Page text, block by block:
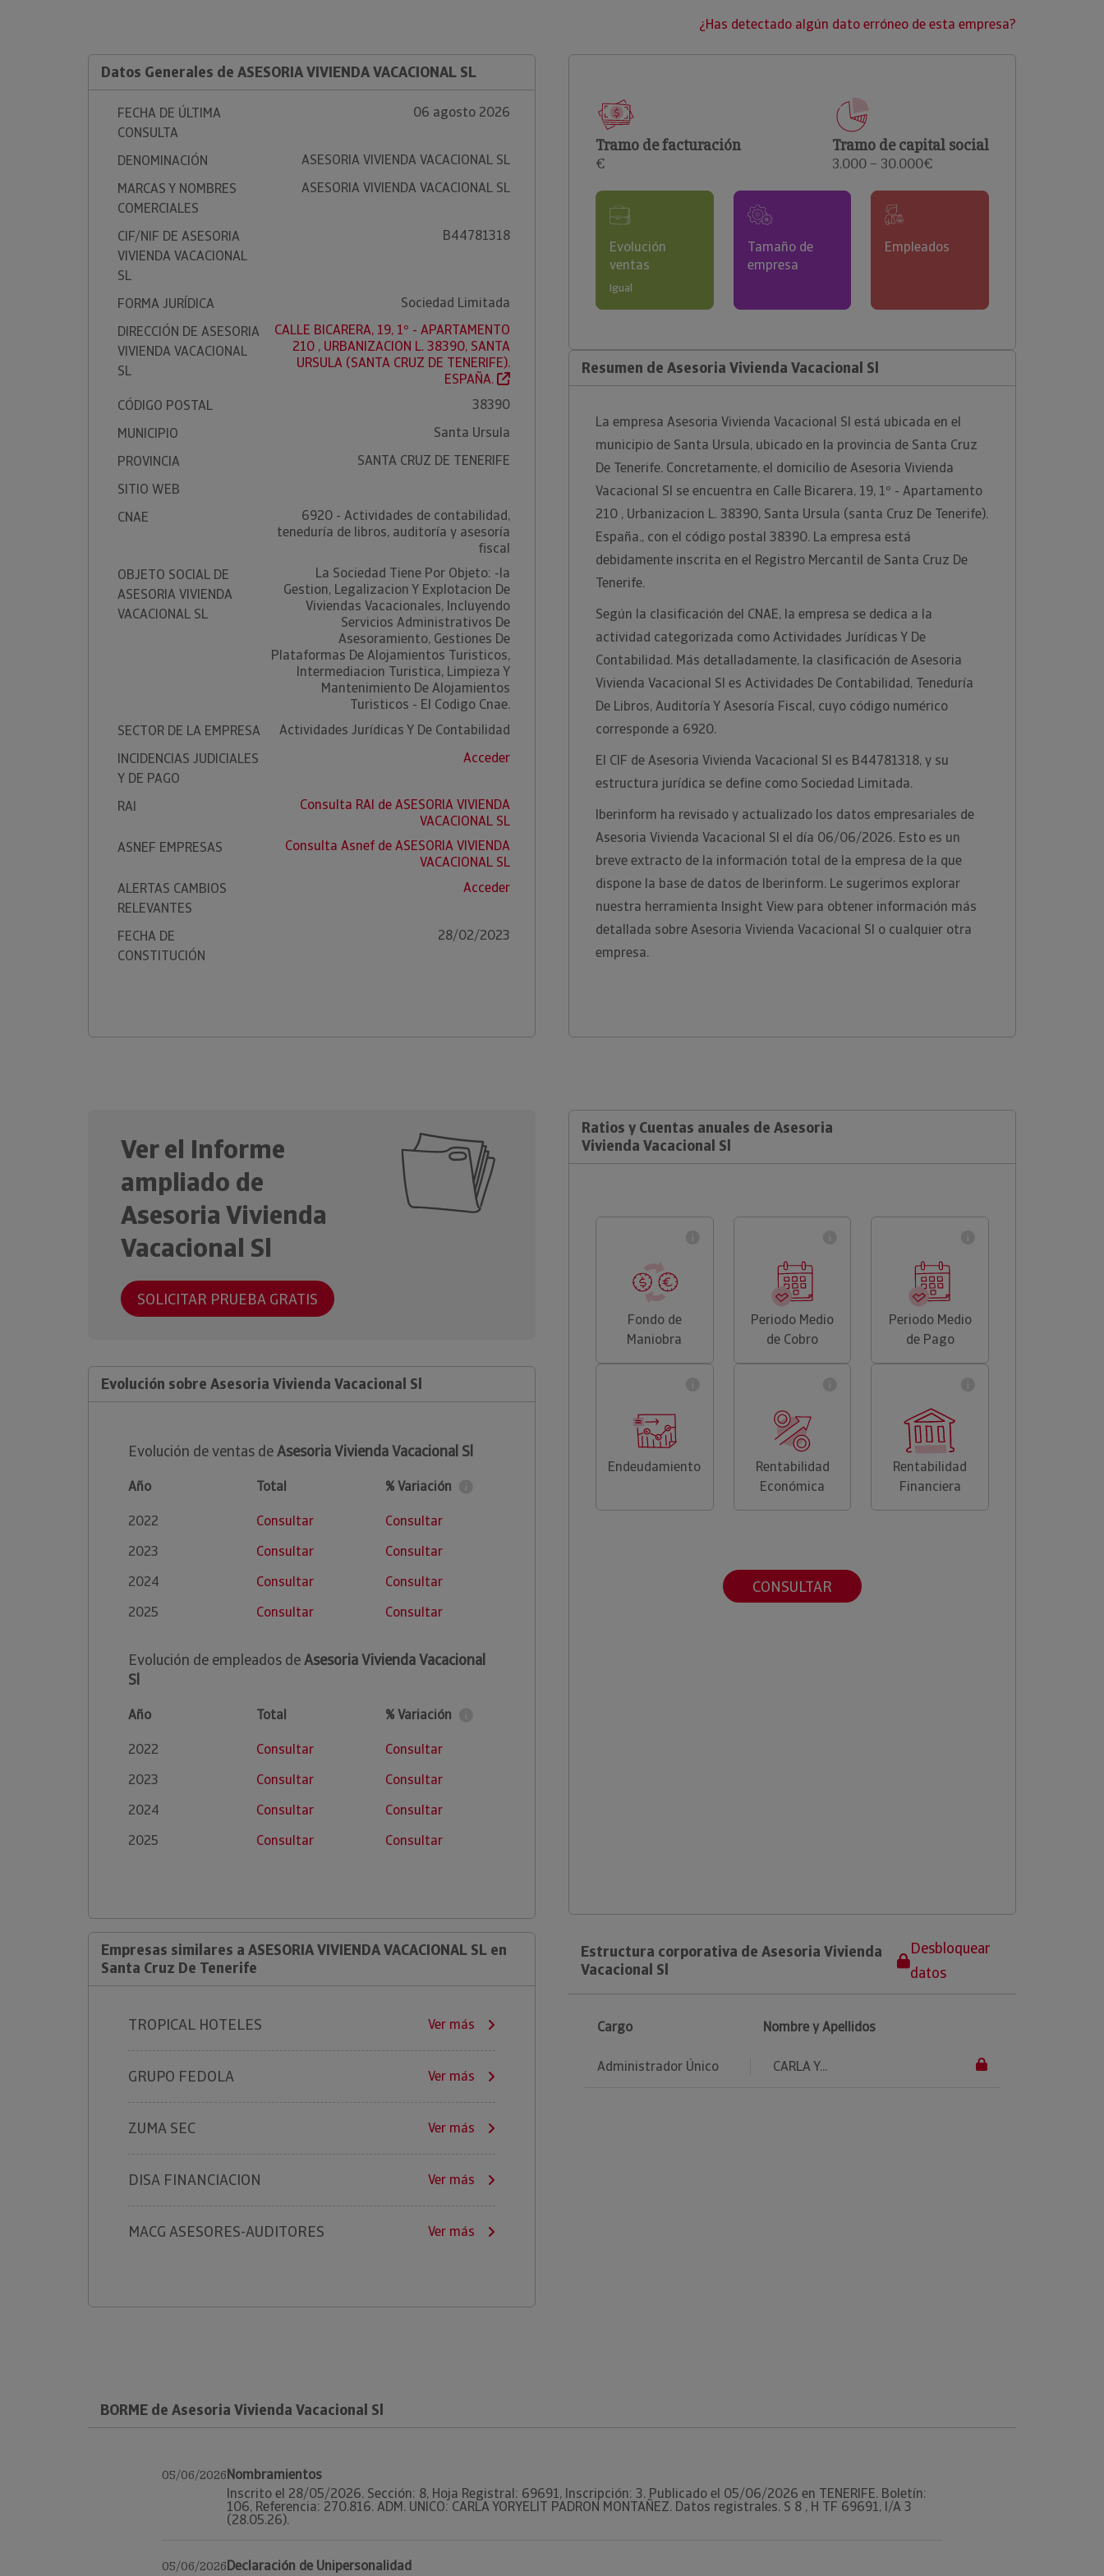
clientes.
¿Has detectado algún dato erróneo de esta empresa?
Datos Generales de ASESORIA VIVIENDA VACACIONAL SL
FECHA DE ÚLTIMA
CONSULTA
06 agosto 2026
DENOMINACIÓN
ASESORIA VIVIENDA VACACIONAL SL
MARCAS Y NOMBRES
COMERCIALES
ASESORIA VIVIENDA VACACIONAL SL
CIF/NIF DE ASESORIA
VIVIENDA VACACIONAL
SL
B44781318
FORMA JURÍDICA
Sociedad Limitada
DIRECCIÓN DE ASESORIA
VIVIENDA VACACIONAL
SL
CALLE BICARERA, 19, 1º - APARTAMENTO
210 , URBANIZACION L. 38390, SANTA
URSULA (SANTA CRUZ DE TENERIFE).
ESPAÑA.
CÓDIGO POSTAL
38390
MUNICIPIO
Santa Ursula
PROVINCIA
SANTA CRUZ DE TENERIFE
SITIO WEB
CNAE
6920 - Actividades de contabilidad,
teneduría de libros, auditoría y asesoría
fiscal
OBJETO SOCIAL DE
ASESORIA VIVIENDA
VACACIONAL SL
La Sociedad Tiene Por Objeto: -la
Gestion, Legalizacion Y Explotacion De
Viviendas Vacacionales, Incluyendo
Servicios Administrativos De
Asesoramiento, Gestiones De
Plataformas De Alojamientos Turisticos,
Intermediacion Turistica, Limpieza Y
Mantenimiento De Alojamientos
Turisticos - El Codigo Cnae.
SECTOR DE LA EMPRESA
Actividades Jurídicas Y De Contabilidad
INCIDENCIAS JUDICIALES
Y DE PAGO
Acceder
RAI
Consulta RAI de ASESORIA VIVIENDA
VACACIONAL SL
ASNEF EMPRESAS
Consulta Asnef de ASESORIA VIVIENDA
VACACIONAL SL
ALERTAS CAMBIOS
RELEVANTES
Acceder
FECHA DE
CONSTITUCIÓN
28/02/2023
Tramo de facturación
€
Tramo de capital social
3.000 – 30.000€
Evolución
ventas
Igual
Tamaño de
empresa
Empleados
Resumen de Asesoria Vivienda Vacacional Sl
La empresa Asesoria Vivienda Vacacional Sl está ubicada en el
municipio de Santa Ursula, ubicado en la provincia de Santa Cruz
De Tenerife. Concretamente, el domicilio de Asesoria Vivienda
Vacacional Sl se encuentra en Calle Bicarera, 19, 1º - Apartamento
210 , Urbanizacion L. 38390, Santa Ursula (santa Cruz De Tenerife).
España., con el código postal 38390. La empresa está
debidamente inscrita en el Registro Mercantil de Santa Cruz De
Tenerife.
Según la clasificación del CNAE, la empresa se dedica a la
actividad categorizada como Actividades Jurídicas Y De
Contabilidad. Más detalladamente, la clasificación de Asesoria
Vivienda Vacacional Sl es Actividades De Contabilidad, Teneduría
De Libros, Auditoría Y Asesoría Fiscal, cuyo código numérico
corresponde a 6920.
El CIF de Asesoria Vivienda Vacacional Sl es B44781318, y su
estructura jurídica se define como Sociedad Limitada.
Iberinform ha revisado y actualizado los datos empresariales de
Asesoria Vivienda Vacacional Sl el día 06/06/2026. Esto es un
breve extracto de la información total de la empresa de la que
dispone la base de datos de Iberinform. Le sugerimos explorar
nuestra herramienta Insight View para obtener información más
detallada sobre Asesoria Vivienda Vacacional Sl o cualquier otra
empresa.
Ver el Informe
ampliado de
Asesoria Vivienda
Vacacional Sl
SOLICITAR PRUEBA GRATIS
Evolución sobre Asesoria Vivienda Vacacional Sl
Evolución de ventas deAsesoria Vivienda Vacacional Sl
Año Total
% Variación
2022
Consultar
Consultar
2023
Consultar
Consultar
2024
Consultar
Consultar
2025
Consultar Consultar
Evolución de empleados deAsesoria Vivienda Vacacional
Sl
Año Total
% Variación
2022
Consultar
Consultar
2023
Consultar
Consultar
2024
Consultar
Consultar
2025
Consultar Consultar
Empresas similares a ASESORIA VIVIENDA VACACIONAL SL en
Santa Cruz De Tenerife
TROPICAL HOTELES Ver más
GRUPO FEDOLA Ver más
ZUMA SEC Ver más
DISA FINANCIACION Ver más
MACG ASESORES-AUDITORES Ver más
Ratios y Cuentas anuales de Asesoria
Vivienda Vacacional Sl
Fondo de
Maniobra
Periodo Medio
de Cobro
Periodo Medio
de Pago
Endeudamiento
Rentabilidad
Económica
Rentabilidad
Financiera
CONSULTAR
Estructura corporativa de Asesoria Vivienda
Vacacional Sl
Desbloquear
datos
Cargo Nombre y Apellidos
Administrador Único CARLA Y...
BORME de Asesoria Vivienda Vacacional Sl
05/06/2026Nombramientos
Inscrito el 28/05/2026. Sección: 8, Hoja Registral: 69691, Inscripción: 3. Publicado el 05/06/2026 en TENERIFE. Boletín:
106, Referencia: 270.816. ADM. UNICO: CARLA YORYELIT PADRON MONTAÑEZ. Datos registrales. S 8 , H TF 69691, I/A 3
(28.05.26).
05/06/2026Declaración de Unipersonalidad